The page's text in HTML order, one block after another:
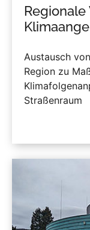
Austausch
Region zu
Straßenraum